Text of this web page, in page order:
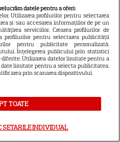
ROMÂNEŞTI
Oțil a publicat imagini
nuntă, la aniversarea
cu Dani Oțil: „Fără
«ce o să zică lumea»”
datele pentru a oferi:
Utilizarea profilurilor pentru selectarea
și/sau accesarea informațiilor de pe un
serviciilor. Crearea profilurilor de
profilurilor pentru selectarea publicității
pentru publicitate personalizată.
Înțelegerea publicului prin statistici
Utilizarea datelor limitate pentru a
limitate pentru a selecta publicitatea.
prin scanarea dispozitivului.
TOATE
SETARILE INDIVIDUAL